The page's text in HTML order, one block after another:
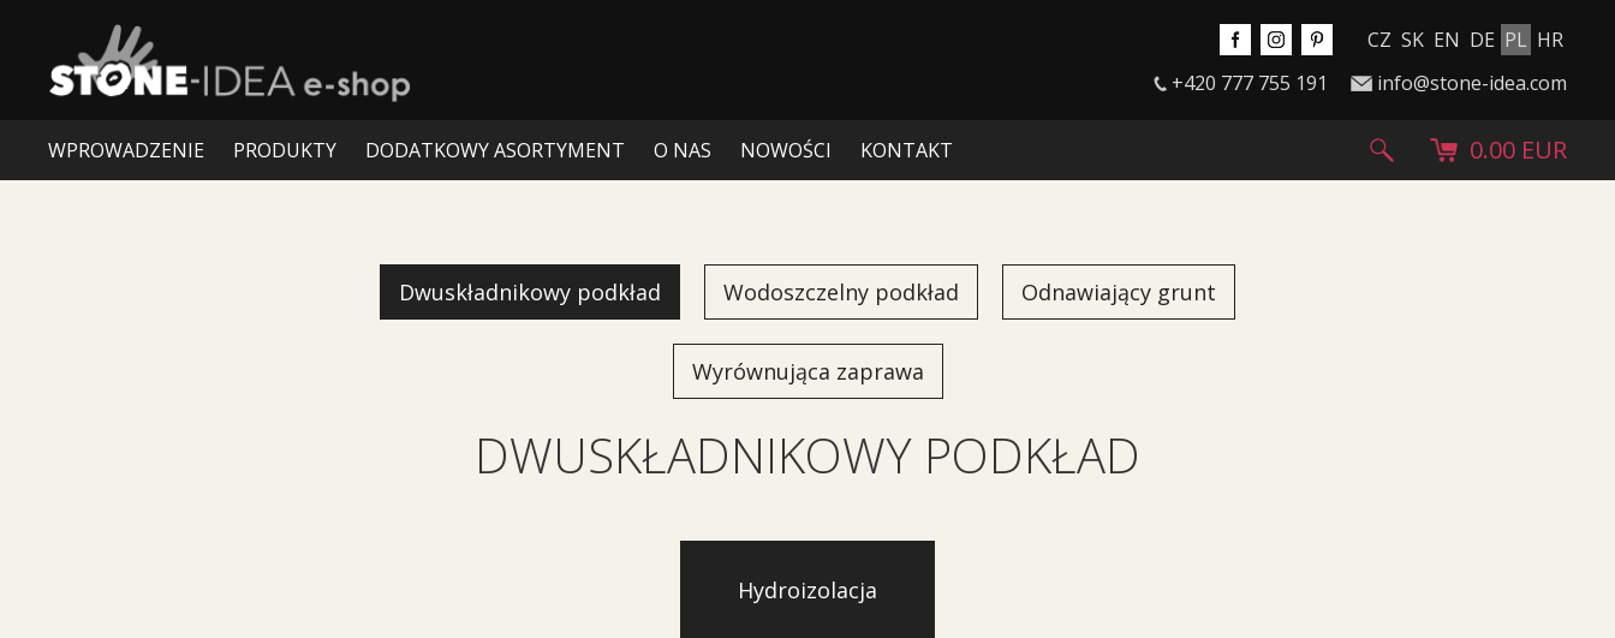
CZ SK EN DE PL HR
+420 777 755 191
info@stone-idea.com
WPROWADZENIE PRODUKTY DODATKOWY ASORTYMENT O NAS NOWOŚCI KONTAKT 0.00 EUR
Dwuskładnikowy podkład Wodoszczelny podkład Odnawiający grunt
Wyrównująca zaprawa
DWUSKŁADNIKOWY PODKŁAD
Hydroizolacja